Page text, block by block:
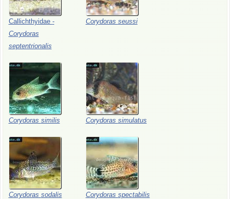
Callichthyidae -
Corydoras
septentrionalis
Corydoras seussi
Corydoras similis Corydoras simulatus
Corydoras sodalis Corydoras spectabilis